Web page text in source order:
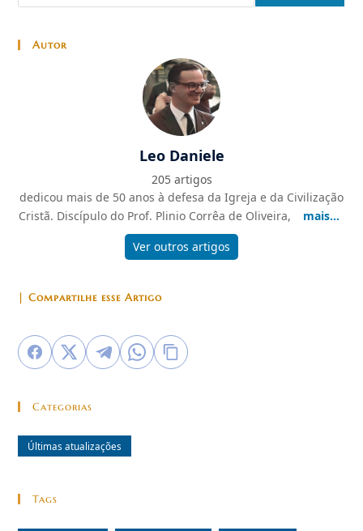
Autor
Leo Daniele
205 artigos
dedicou mais de 50 anos à defesa da Igreja e da Civilização
Cristã. Discípulo do Prof. Plinio Corrêa de Oliveira,
mais...
Ver outros artigos
| Compartilhe esse Artigo
Categorias
Últimas atualizações
Tags